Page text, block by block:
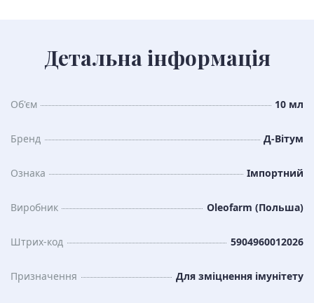
Детальна інформація
Об'єм 10 мл
Бренд Д-Вітум
Ознака Імпортний
Виробник Oleofarm (Польша)
Штрих-код 5904960012026
Призначення Для зміцнення імунітету